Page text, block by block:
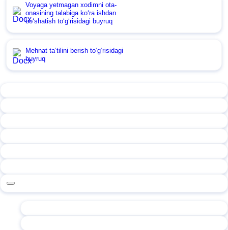
Voyaga yetmagan хodimni ota-
onasining talabiga koʻra ishdan
boʻshatish toʻgʻrisidagi buyruq
Mehnat ta’tilini berish toʻgʻrisidagi
buyruq